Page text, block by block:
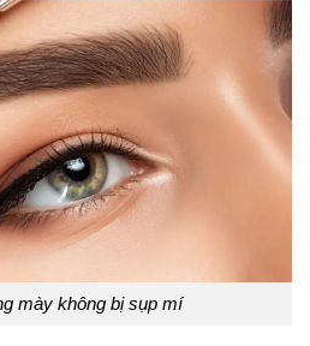
mày không bị sụp mí